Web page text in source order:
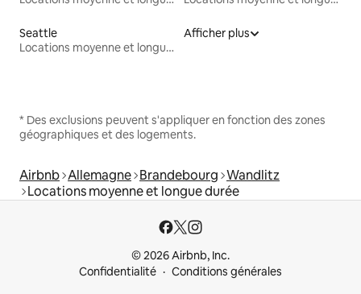
Seattle
Locations moyenne et longue durée
Afficher plus
* Des exclusions peuvent s'appliquer en fonction des zones
géographiques et des logements.
Airbnb Allemagne Brandebourg Wandlitz
Locations moyenne et longue durée
© 2026 Airbnb, Inc.
Confidentialité
Conditions générales